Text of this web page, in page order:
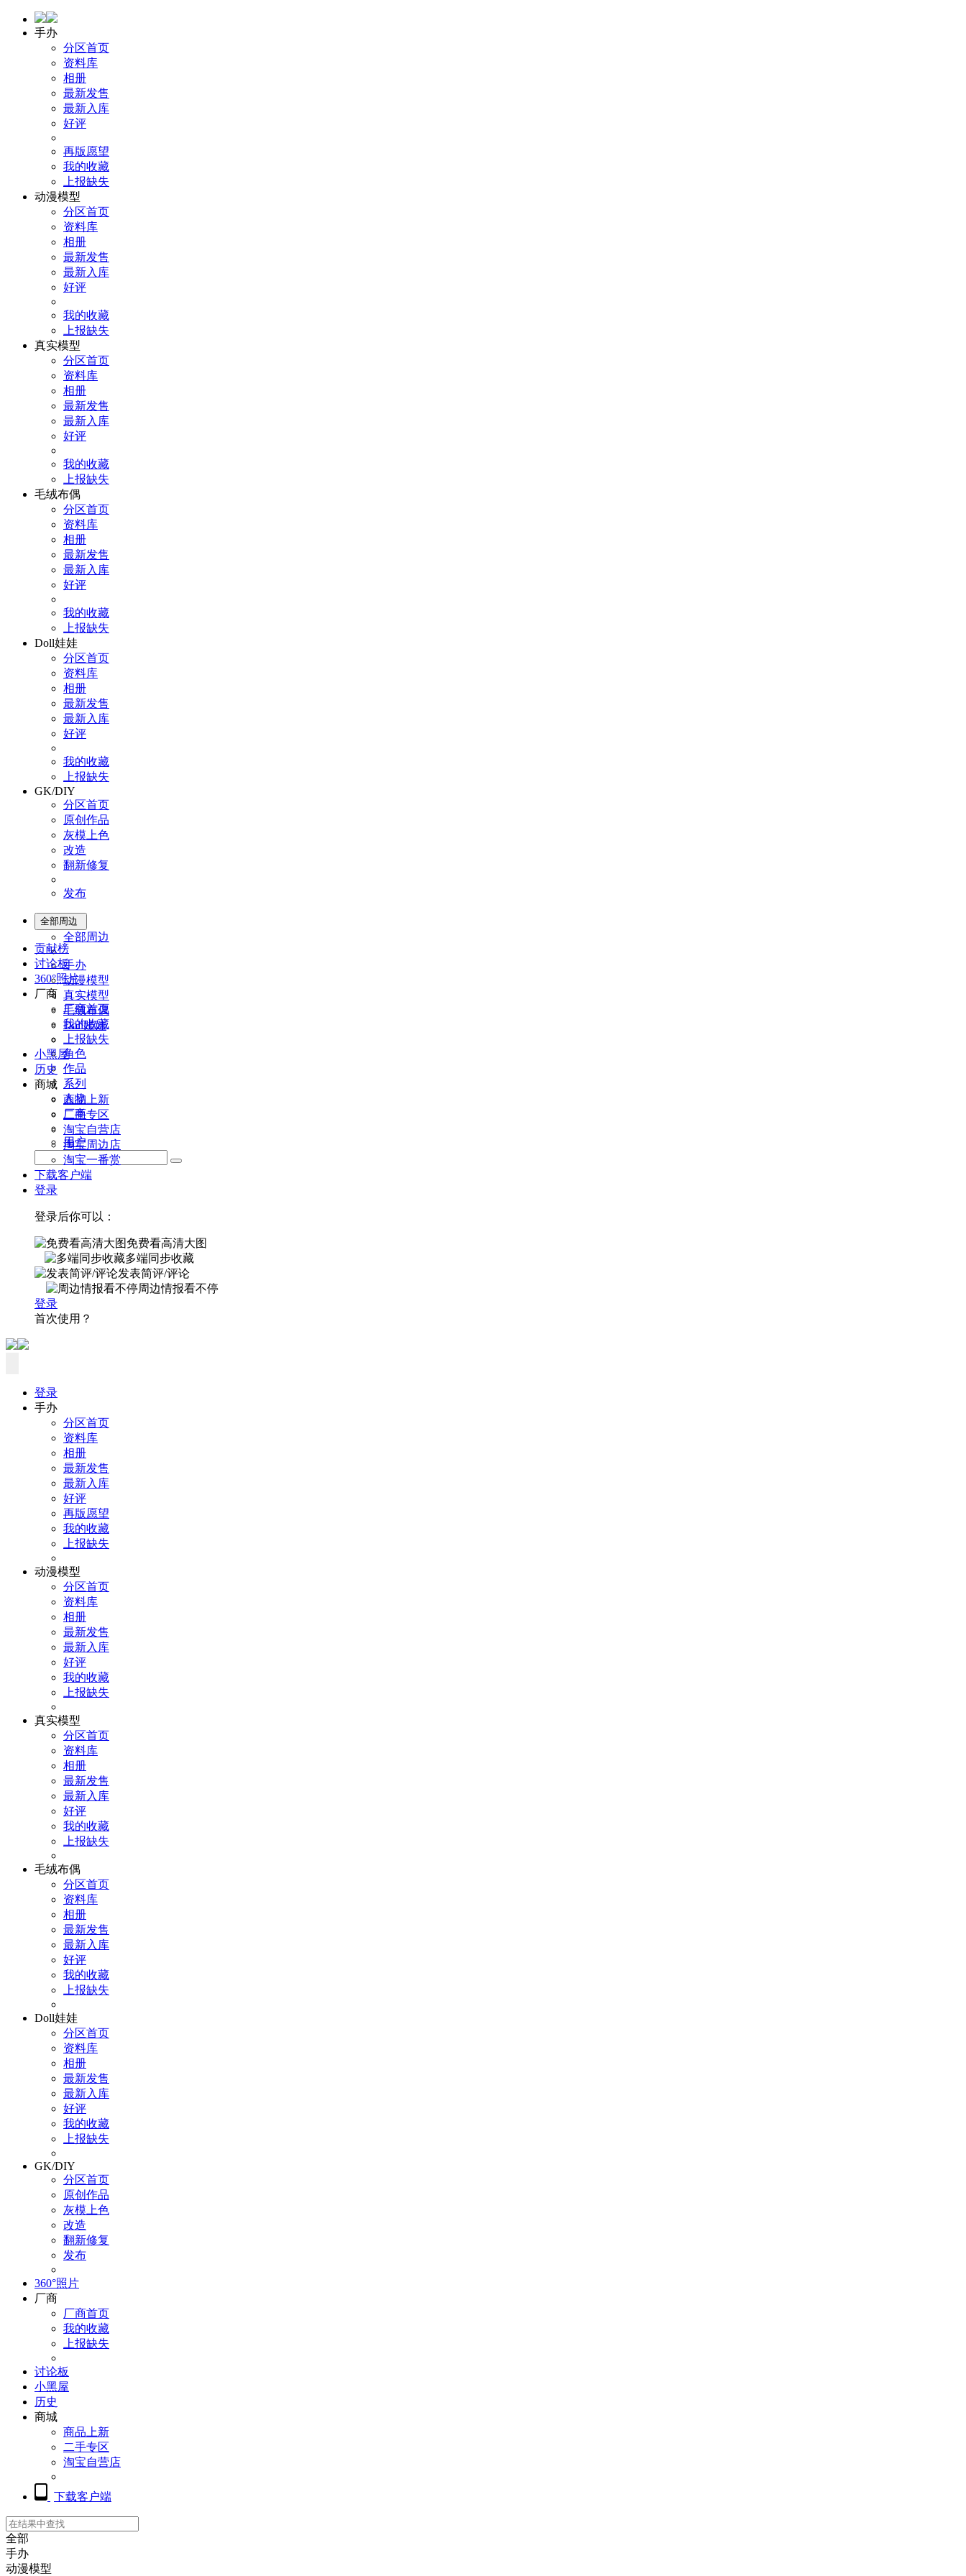
手办
分区首页
资料库
相册
最新发售
最新入库
好评
再版愿望
我的收藏
上报缺失
动漫模型
分区首页
资料库
相册
最新发售
最新入库
好评
我的收藏
上报缺失
真实模型
分区首页
资料库
相册
最新发售
最新入库
好评
我的收藏
上报缺失
毛绒布偶
分区首页
资料库
相册
最新发售
最新入库
好评
我的收藏
上报缺失
Doll娃娃
分区首页
资料库
相册
最新发售
最新入库
好评
我的收藏
上报缺失
GK/DIY
分区首页
原创作品
灰模上色
改造
翻新修复
发布
全部周边
全部周边
手办
动漫模型
真实模型
毛绒布偶
Doll娃娃
角色
作品
系列
人物
厂商
用户
贡献榜
讨论板
360°照片
厂商
厂商首页
我的收藏
上报缺失
小黑屋
历史
商城
商品上新
二手专区
淘宝自营店
淘宝周边店
淘宝一番赏
下载客户端
登录
登录后你可以：
免费看高清大图
多端同步收藏
发表简评/评论
周边情报看不停
登录
首次使用？
登录
手办
分区首页
资料库
相册
最新发售
最新入库
好评
再版愿望
我的收藏
上报缺失
动漫模型
分区首页
资料库
相册
最新发售
最新入库
好评
我的收藏
上报缺失
真实模型
分区首页
资料库
相册
最新发售
最新入库
好评
我的收藏
上报缺失
毛绒布偶
分区首页
资料库
相册
最新发售
最新入库
好评
我的收藏
上报缺失
Doll娃娃
分区首页
资料库
相册
最新发售
最新入库
好评
我的收藏
上报缺失
GK/DIY
分区首页
原创作品
灰模上色
改造
翻新修复
发布
360°照片
厂商
厂商首页
我的收藏
上报缺失
讨论板
小黑屋
历史
商城
商品上新
二手专区
淘宝自营店
下载客户端
全部
手办
动漫模型